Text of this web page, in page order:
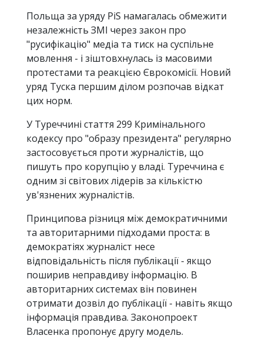
Польща за уряду PiS намагалась обмежити
незалежність ЗМІ через закон про
"русифікацію" медіа та тиск на суспільне
мовлення - і зіштовхнулась із масовими
протестами та реакцією Єврокомісії. Новий
уряд Туска першим ділом розпочав відкат
цих норм.
У Туреччині стаття 299 Кримінального
кодексу про "образу президента" регулярно
застосовується проти журналістів, що
пишуть про корупцію у владі. Туреччина є
одним зі світових лідерів за кількістю
ув'язнених журналістів.
Принципова різниця між демократичними
та авторитарними підходами проста: в
демократіях журналіст несе
відповідальність після публікації - якщо
поширив неправдиву інформацію. В
авторитарних системах він повинен
отримати дозвіл до публікації - навіть якщо
інформація правдива. Законопроект
Власенка пропонує другу модель.